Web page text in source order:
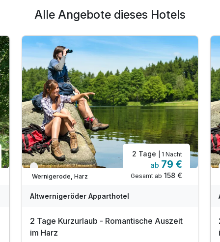
Alle Angebote dieses Hotels
Verfügbar bis Dezember
Wernigerode, Harz
2 Tage | 1 Nacht
ab 79 €
Gesamt ab 158 €
Altwernigeröder Apparthotel
2 Tage Kurzurlaub - Romantische Auszeit
im Harz